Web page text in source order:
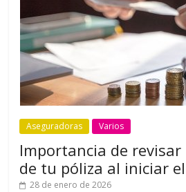
Aseguradoras Varios
Importancia de
de tu póliza al iniciar
28 de enero de 2026